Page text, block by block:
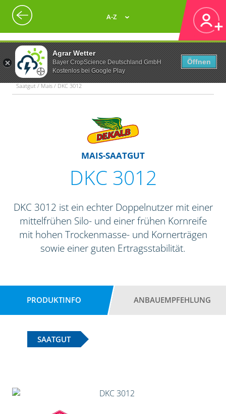
Agrar Wetter
Bayer CropScience Deutschland GmbH
Kostenlos bei Google Play
Öffnen
A-Z
Saatgut / Mais / DKC 3012
MAIS-SAATGUT
DKC 3012
DKC 3012 ist ein echter Doppelnutzer mit einer
mittelfrühen Silo- und einer frühen Kornreife
mit hohen Trockenmasse- und Kornerträgen
sowie einer guten Ertragsstabilität.
PRODUKTINFO ANBAUEMPFEHLUNG
SAATGUT